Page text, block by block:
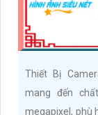
Thiết Bị
mang đến
megapixel, phù